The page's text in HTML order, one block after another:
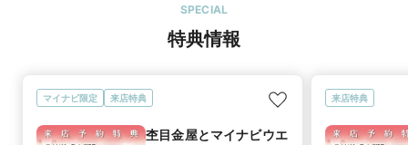
SPECIAL
特典情報
マイナビ限定 来店特典
杢目金屋とマイナビウエ
来店特典